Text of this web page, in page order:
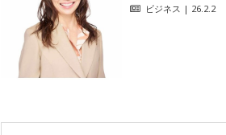
ビジネス | 26.2.2